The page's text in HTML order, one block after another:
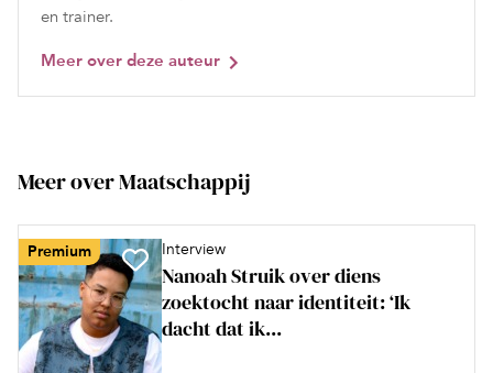
en trainer.
Meer over deze auteur
Meer over Maatschappij
Premium Interview
Nanoah Struik over diens
zoektocht naar identiteit: ‘Ik
dacht dat ik...